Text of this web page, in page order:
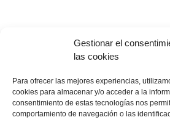
Gestionar el
las cookies
Para ofrecer las mejores experiencias,
cookies para almacenar y/o acceder a la
consentimiento de estas tecnologías nos
comportamiento de navegación o las
AÑO 1998
• JORNADAS: » LA SANIDAD